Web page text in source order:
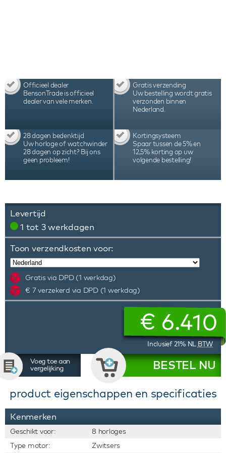
Officieel dealer
BensonTrade is officieel
dealer van vele merken.
Gratis verzending
Uw bestelling wordt gratis
verzonden binnen
Nederland.
28 dagen bedenktijd
Uw horloge of watchwinder
28 dagen op zicht? Bij ons
geen probleem!
Kortingsysteem
Spaar tussen de 5% en
12,5% korting op uw
volgende bestelling!
Levertijd
1 tot 3 werkdagen
Toon verzendkosten voor:
Gratis via DPD (1 werkdag)
€ 7 verzekerd via DPD (1 werkdag)
€ 6.410
Inclusief 21% NL BTW
Voeg toe aan
vergelijking
BESTEL NU
product eigenschappen en specificaties
Kenmerken
Geschikt voor:
8 horloges
Type motor:
Zwitsers